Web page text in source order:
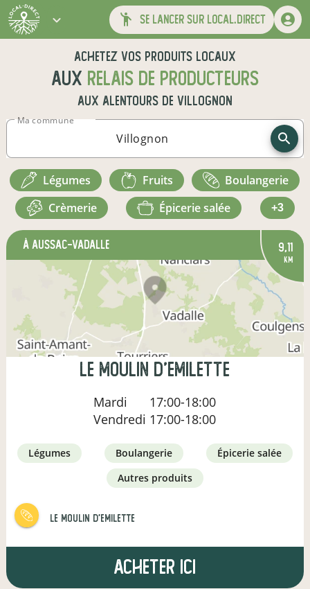
se lancer sur local.direct
Achetez vos produits locaux
aux relais de producteurs
aux alentours de Villognon
Ma commune
légumes fruits
boulangerie
crèmerie
épicerie salée +3
à Aussac-Vadalle 9,11
km
le moulin d'emilette
Mardi
17:00-18:00
Vendredi 17:00-18:00
légumes boulangerie
épicerie salée
autres produits
le moulin d'emilette
Acheter ici